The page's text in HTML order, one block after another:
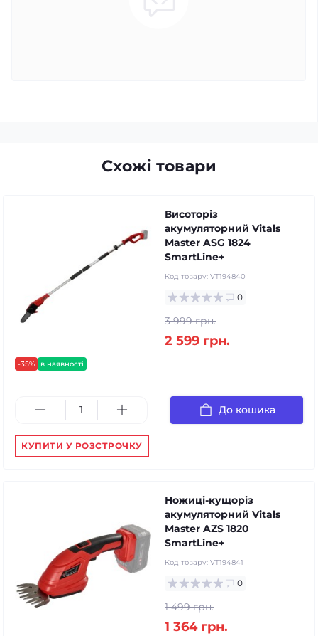
Схожі товари
-35% в наявності
Висоторіз
акумуляторний Vitals
Master ASG 1824
SmartLine+
Код товару: VT194840
0
3 999 грн.
2 599 грн.
До кошика
КУПИТИ У РОЗСТРОЧКУ
Ножиці-кущоріз
акумуляторний Vitals
Master AZS 1820
SmartLine+
Код товару: VT194841
0
1 499 грн.
1 364 грн.